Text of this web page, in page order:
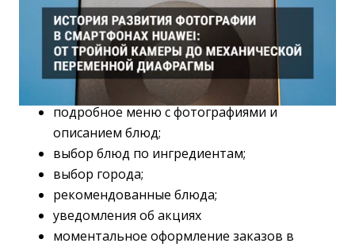
подробное меню с фотографиями и
описанием блюд;
выбор блюд по ингредиентам;
выбор города;
рекомендованные блюда;
уведомления об акциях
моментальное оформление заказов в